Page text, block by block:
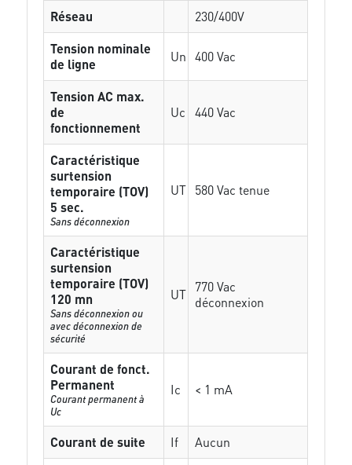
Réseau
230/400V
Tension nominale
de ligne
Un 400 Vac
Tension AC max.
de
fonctionnement
Uc 440 Vac
Caractéristique
surtension
temporaire (TOV)
5 sec.
Sans déconnexion
UT 580 Vac tenue
Caractéristique
surtension
temporaire (TOV)
120 mn
Sans déconnexion ou
avec déconnexion de
sécurité
UT 770 Vac
déconnexion
Courant de fonct.
Permanent
Courant permanent à
Uc
Ic < 1 mA
Courant de suite If
Aucun